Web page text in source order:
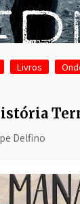
Livros
Delfino